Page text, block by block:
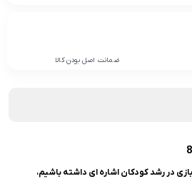
ضمانت اصل بودن کالا
در رشد کودکان اشاره ای داشته باشیم،